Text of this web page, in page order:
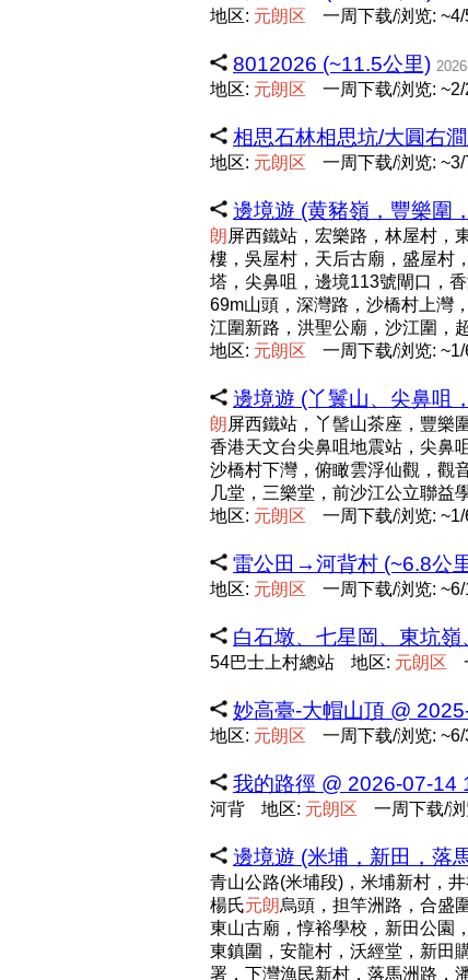
地区: 元朗 区 一周下载/浏览: ~4/
8012026 (~11.5公里)
地区: 元朗 区 一周下载/浏览:
相思石林相思坑/大圓右
地区: 元朗 区 一周下载/浏览: ~3/
邊境遊 (黄豬嶺，豐樂圍
朗 屏西鐵站，宏樂路，林屋村，
樓，吳屋村，天后古廟，盛屋村
塔，尖鼻咀，邊境113號閘口，
69m山頭，深灣路，沙橋村上灣
江圍新路，洪聖公廟，沙江圍，
地区: 元朗 区 一周下载/浏览: ~1/
邊境遊 (丫鬟山、尖鼻咀
朗 屏西鐵站，丫髻山茶座，豐樂
香港天文台尖鼻咀地震站，尖鼻
沙橋村下灣，俯瞰雲浮仙觀，觀
几堂，三樂堂，前沙江公立聯益
地区: 元朗 区 一周下载/浏览: ~1/
雷公田→河背村 (~6.8公
地区: 元朗 区 一周下载/浏览: ~6/
白石墩、七星岡、東坑
54巴士上村總站 地区: 元朗 区
妙高臺-大帽山頂 @
地区: 元朗 区 一周下载/浏览: ~6/
我的路徑 @ 2026-07-14
河背 地区: 元朗 区 一周下载/
邊境遊 (米埔，新田，落
青山公路(米埔段)，米埔新村，
楊氏元朗烏頭，担竿洲路，合盛
東山古廟，惇裕學校，新田公園
東鎮圍，安龍村，沃經堂，新田
署，下灣漁民新村，落馬洲路，